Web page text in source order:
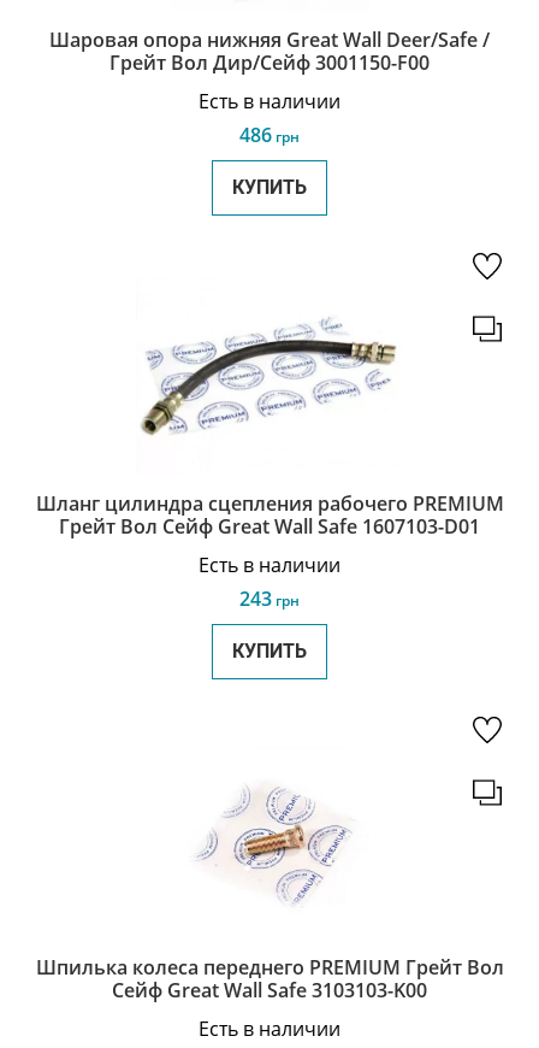
Шаровая опора нижняя Great Wall Deer/Safe /
Грейт Вол Дир/Сейф 3001150-F00
Есть в наличии
486 грн
КУПИТЬ
Шланг цилиндра сцепления рабочего PREMIUM
Грейт Вол Сейф Great Wall Safe 1607103-D01
Есть в наличии
243 грн
КУПИТЬ
Шпилька колеса переднего PREMIUM Грейт Вол
Сейф Great Wall Safe 3103103-K00
Есть в наличии